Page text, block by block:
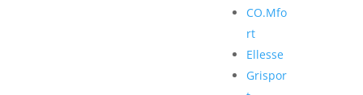
CO.Mfo
rt
Ellesse
Grispor